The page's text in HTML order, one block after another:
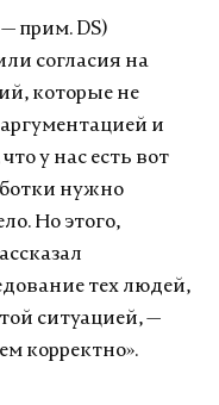
прим. DS)
согласия на
которые не
и
у нас есть вот
нужно
Но этого,
тех людей,
ситуацией, —
корректно».